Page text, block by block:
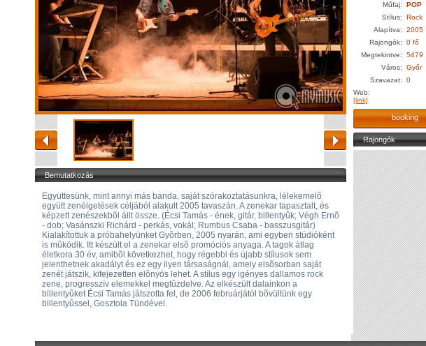
Bemutatkozás
Együttesünk, mint annyi más banda, saját szórakoztatásunkra, lélekemelõ
együtt zenélgetések céljából alakult 2005 tavaszán. A zenekar tapasztalt, és
képzett zenészekbõl állt össze. (Écsi Tamás - ének, gitár, billentyûk; Végh Ernõ
- dob; Vasánszki Richárd - perkás, vokál; Rumbus Csaba - basszusgitár)
Kialakítottuk a próbahelyünket Gyõrben, 2005 nyarán, ami egyben stúdióként
is mûködik. Itt készült el a zenekar elsõ promóciós anyaga. A tagok átlag
életkora 30 év, amibõl következhet, hogy régebbi és újabb stílusok sem
jelenthetnek akadályt és ez egy ilyen társaságnál, amely elsõsorban saját
zenét játszik, kifejezetten elõnyös lehet. A stílus egy igényes dallamos rock
zene, progresszív elemekkel megtûzdelve. Az elkészült dalainkon a
billentyûket Écsi Tamás játszotta fel, de 2006 februárjától bõvültünk egy
billentyûssel, Gosztola Tündével.
Műfaj:
POP
Stílus:
Rock
Alapítva:
2005
Rajongók:
0 fő
Megtekintve:
5479
Város:
Győr
Szavazat:
0
Web:
[link]
booking
Rajongók